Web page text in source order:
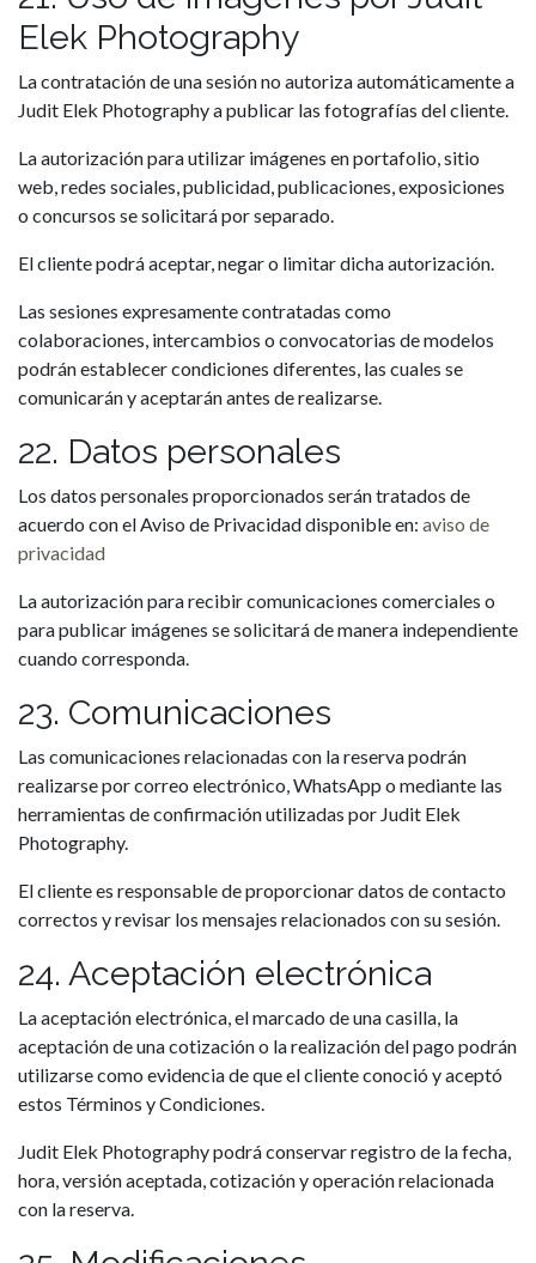
Elek Photography
La contratación de una sesión no autoriza automáticamente a
Judit Elek Photography a publicar las fotografías del cliente.
La autorización para utilizar imágenes en portafolio, sitio
web, redes sociales, publicidad, publicaciones, exposiciones
o concursos se solicitará por separado.
El cliente podrá aceptar, negar o limitar dicha autorización.
Las sesiones expresamente contratadas como
colaboraciones, intercambios o convocatorias de modelos
podrán establecer condiciones diferentes, las cuales se
comunicarán y aceptarán antes de realizarse.
22. Datos personales
Los datos personales proporcionados serán tratados de
acuerdo con el Aviso de Privacidad disponible en: aviso de
privacidad
La autorización para recibir comunicaciones comerciales o
para publicar imágenes se solicitará de manera independiente
cuando corresponda.
23. Comunicaciones
Las comunicaciones relacionadas con la reserva podrán
realizarse por correo electrónico, WhatsApp o mediante las
herramientas de confirmación utilizadas por Judit Elek
Photography.
El cliente es responsable de proporcionar datos de contacto
correctos y revisar los mensajes relacionados con su sesión.
24. Aceptación electrónica
La aceptación electrónica, el marcado de una casilla, la
aceptación de una cotización o la realización del pago podrán
utilizarse como evidencia de que el cliente conoció y aceptó
estos Términos y Condiciones.
Judit Elek Photography podrá conservar registro de la fecha,
hora, versión aceptada, cotización y operación relacionada
con la reserva.